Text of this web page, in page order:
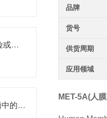
去里约奥运 有些健康风险或许你需要了解
Cell:研究解密面孔在大脑中的编码
品牌
货号
供货周期
应用领域
MET-5A(人